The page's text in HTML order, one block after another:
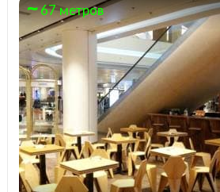
67 метров